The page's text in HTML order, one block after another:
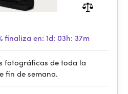
finaliza en: 1d: 03h: 37m
fotográficas de toda la
fin de semana.